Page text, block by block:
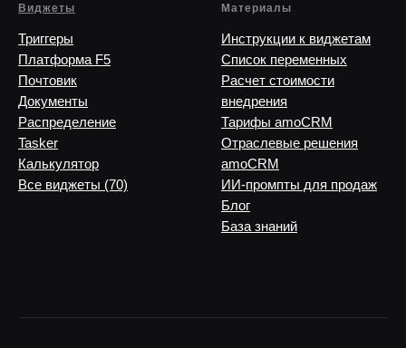
Виджеты
Триггеры
Платформа F5
Почтовик
Документы
Распределение
Tasker
Калькулятор
Все виджеты (70)
Материалы
Инструкции к виджетам
Список переменных
Расчет стоимости
внедрения
Тарифы amoCRM
Отраслевые решения
amoCRM
ИИ-промпты для продаж
Блог
База знаний